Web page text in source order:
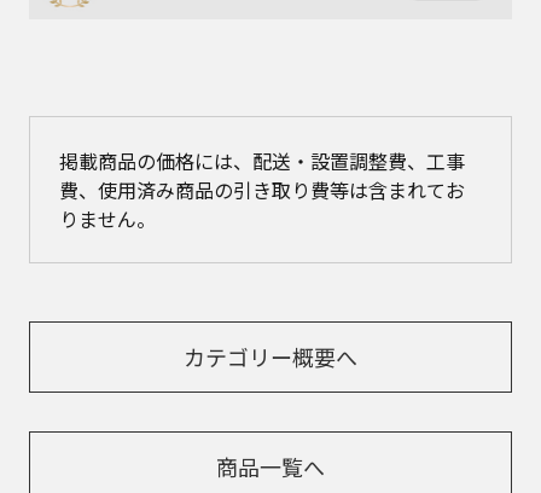
掲載商品の価格には、配送・設置調整費、工事
費、使用済み商品の引き取り費等は含まれてお
りません。
カテゴリー概要へ
商品一覧へ